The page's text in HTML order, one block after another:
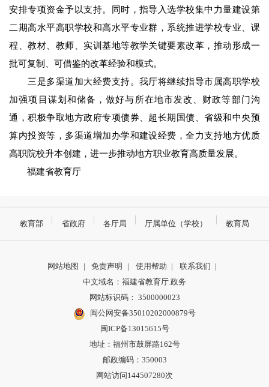
安排专项资金予以支持。同时，指导入选学校集中力量建设第
二期高水平高职学校和高水平专业群，系统推进学校专业、课
程、教材、教师、实训基地等教学关键要素改革，推动形成一
批可复制、可借鉴的改革经验和模式。
三是多渠道加大经费支持。我厅将继续指导市属高职学校
加强项目谋划和储备，做好与所在地市发改、财政等部门沟
通，积极争取地方政府专项债券、超长期国债、省级和中央预
算内投资等，多渠道增加办学和建设经费，全力支持地方优质
高职院校升本创建，进一步推动地方职业教育高质量发展。
福建省教育厅
教育部 省政府 各厅局 厅属单位（学校） 教育局
网站地图 | 免责声明 | 使用帮助 | 联系我们 |
中文域名：福建省教育厅.政务
网站标识码： 3500000023
闽公网安备35010202000879号
闽ICP备13015615号
地址：福州市鼓屏路162号
邮政编码：350003
网站访问144507280次